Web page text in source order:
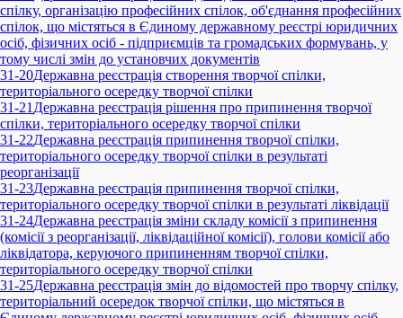
спілку, організацію професійних спілок, об'єднання професійних
спілок, що містяться в Єдиному державному реєстрі юридичних
осіб, фізичних осіб - підприємців та громадських формувань, у
тому числі змін до установчих документів
31-20Державна реєстрація створення творчої спілки,
територіального осередку творчої спілки
31-21 Державна реєстрація рішення про припинення творчої
спілки, територіального осередку творчої спілки
31-22Державна реєстрація припинення творчої спілки,
територіального осередку творчої спілки в результаті
реорганізації
31-23Державна реєстрація припинення творчої спілки,
територіального осередку творчої спілки в результаті ліквідації
31-24Державна реєстрація зміни складу комісії з припинення
(комісії з реорганізації, ліквідаційної комісії), голови комісії або
ліквідатора, керуючого припиненням творчої спілки,
територіального осередку творчої спілки
31-25Державна реєстрація змін до відомостей про творчу спілку,
територіальний осередок творчої спілки, що містяться в